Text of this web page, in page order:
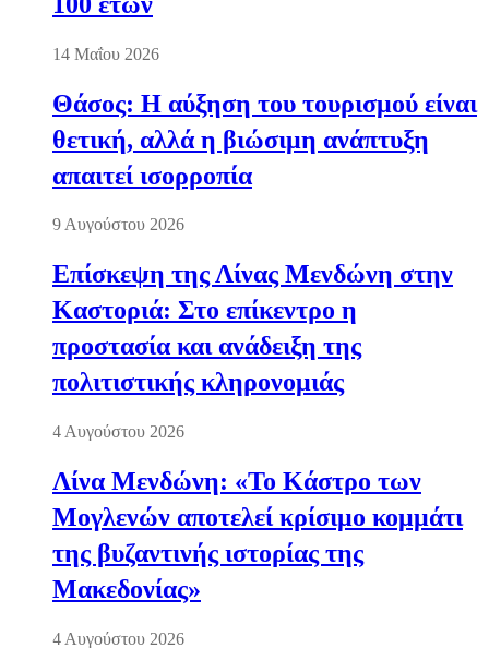
14 Μαΐου 2026
Θάσος: Η αύξηση του τουρισμού είναι
θετική, αλλά η βιώσιμη ανάπτυξη
απαιτεί ισορροπία
9 Αυγούστου 2026
Επίσκεψη της Λίνας Μενδώνη στην
Καστοριά: Στο επίκεντρο η
προστασία και ανάδειξη της
πολιτιστικής κληρονομιάς
4 Αυγούστου 2026
Λίνα Μενδώνη: «Το Κάστρο των
Μογλενών αποτελεί κρίσιμο κομμάτι
της βυζαντινής ιστορίας της
Μακεδονίας»
4 Αυγούστου 2026